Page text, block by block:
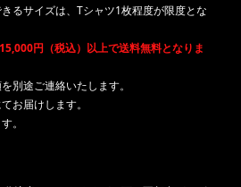
るサイズは、Tシャツ1枚程度が限度とな
円（税込）以上で送料無料となりま
別途ご連絡いたします。
お届けします。
。